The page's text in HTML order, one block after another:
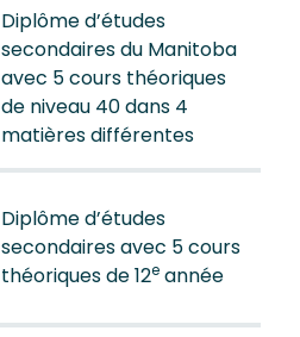
Diplôme d’études
secondaires du Manitoba
avec 5 cours théoriques
de niveau 40 dans 4
matières différentes
Diplôme d’études
secondaires avec 5 cours
théoriques de 12e année